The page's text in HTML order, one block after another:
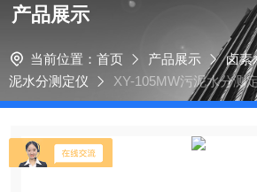
产品展示
当前位置： 首页 产品展示 卤素
泥水分测定仪
XY-105MW污泥水分测